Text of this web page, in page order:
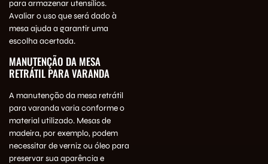
para armazenar utensílios.
Avaliar o uso que será dado à
mesa ajuda a garantir uma
escolha acertada.
MANUTENÇÃO DA MESA
RETRÁTIL PARA VARANDA
A manutenção da mesa retrátil
para varanda varia conforme o
material utilizado. Mesas de
madeira, por exemplo, podem
necessitar de verniz ou óleo para
preservar sua aparência e